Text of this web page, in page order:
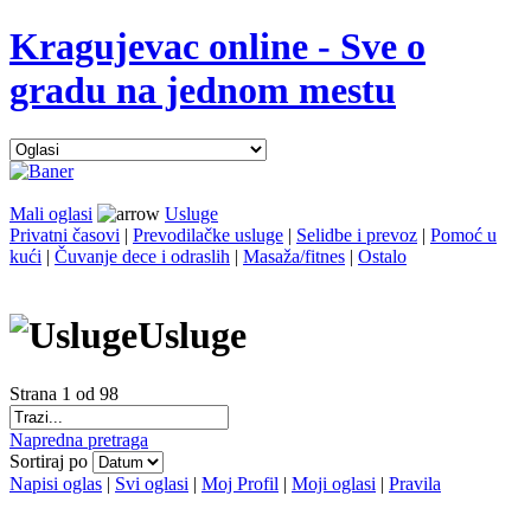
Kragujevac online - Sve o
gradu na jednom mestu
Mali oglasi
Usluge
Privatni časovi | Prevodilačke usluge | Selidbe i prevoz | Pomoć u
kući | Čuvanje dece i odraslih | Masaža/fitnes | Ostalo
Usluge
Strana 1 od 98
Napredna pretraga
Sortiraj po
Napisi oglas | Svi oglasi | Moj Profil | Moji oglasi | Pravila